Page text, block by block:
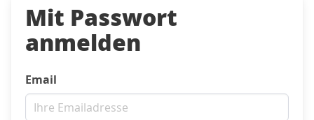
Mit Passwort
anmelden
Email